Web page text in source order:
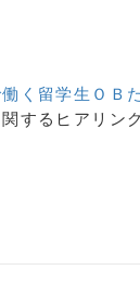
く留学生ＯＢ
関するヒアリン